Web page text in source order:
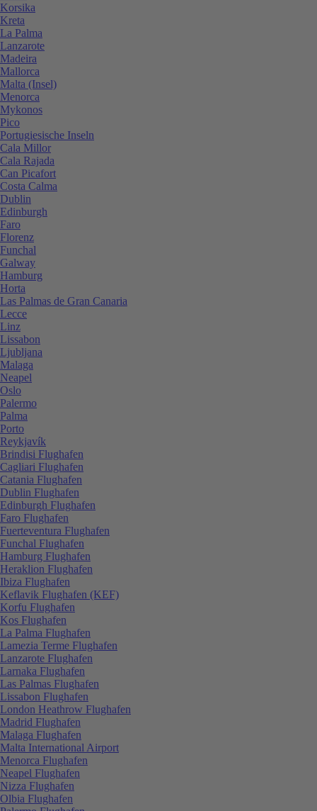
Korsika
Kreta
La Palma
Lanzarote
Madeira
Mallorca
Malta (Insel)
Menorca
Mykonos
Pico
Portugiesische Inseln
Cala Millor
Cala Rajada
Can Picafort
Costa Calma
Dublin
Edinburgh
Faro
Florenz
Funchal
Galway
Hamburg
Horta
Las Palmas de Gran Canaria
Lecce
Linz
Lissabon
Ljubljana
Malaga
Neapel
Oslo
Palermo
Palma
Porto
Reykjavík
Brindisi Flughafen
Cagliari Flughafen
Catania Flughafen
Dublin Flughafen
Edinburgh Flughafen
Faro Flughafen
Fuerteventura Flughafen
Funchal Flughafen
Hamburg Flughafen
Heraklion Flughafen
Ibiza Flughafen
Keflavik Flughafen (KEF)
Korfu Flughafen
Kos Flughafen
La Palma Flughafen
Lamezia Terme Flughafen
Lanzarote Flughafen
Larnaka Flughafen
Las Palmas Flughafen
Lissabon Flughafen
London Heathrow Flughafen
Madrid Flughafen
Malaga Flughafen
Malta International Airport
Menorca Flughafen
Neapel Flughafen
Nizza Flughafen
Olbia Flughafen